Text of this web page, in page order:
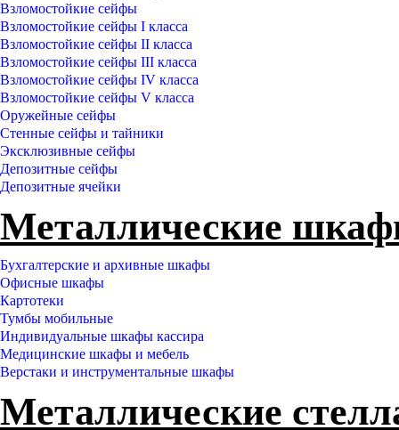
Взломостойкие сейфы
Взломостойкие сейфы I класса
Взломостойкие сейфы II класса
Взломостойкие сейфы III класса
Взломостойкие сейфы IV класса
Взломостойкие сейфы V класса
Оружейные сейфы
Стенные сейфы и тайники
Эксклюзивные сейфы
Депозитные сейфы
Депозитные ячейки
Металлические
Бухгалтерские и архивные шкафы
Офисные шкафы
Картотеки
Тумбы мобильные
Индивидуальные шкафы кассира
Медицинские шкафы и мебель
Верстаки и инструментальные шкафы
Металлические